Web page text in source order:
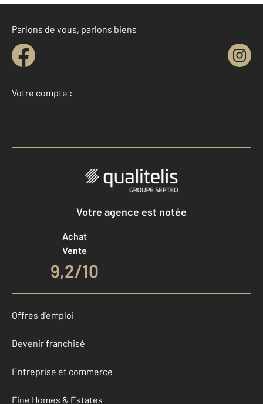
Parlons de vous, parlons biens
Votre compte :
Accéder à mon compte
Votre agence est notée
Achat
Vente
9,2/10
Offres d'emploi
Devenir franchisé
Entreprise et commerce
Fine Homes & Estates